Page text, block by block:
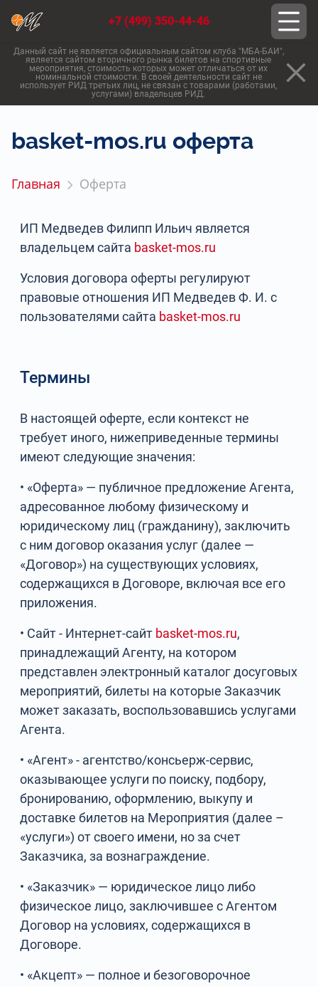
+7 (499) 350-44-46
Данный сайт не является официальным сайтом клуба "МБА-БАИ",
является сайтом вторичного рынка билетов на спортивные
мероприятия, стоимость которых может отличаться от их
номинальной стоимости. В своей деятельности сайт не
использует РИД третьих лиц, не связан с товарами (работами,
услугами) владельцев РИД.
basket-mos.ru оферта
Главная Оферта
ИП Медведев Филипп Ильич является
владельцем сайта basket-mos.ru
Условия договора оферты регулируют
правовые отношения ИП Медведев Ф. И. с
пользователями сайта basket-mos.ru
Термины
В настоящей оферте, если контекст не
требует иного, нижеприведенные термины
имеют следующие значения:
• «Оферта» — публичное предложение Агента,
адресованное любому физическому и
юридическому лиц (гражданину), заключить
с ним договор оказания услуг (далее —
«Договор») на существующих условиях,
содержащихся в Договоре, включая все его
приложения.
• Сайт - Интернет-сайт basket-mos.ru,
принадлежащий Агенту, на котором
представлен электронный каталог досуговых
мероприятий, билеты на которые Заказчик
может заказать, воспользовавшись услугами
Агента.
• «Агент» - агентство/консьерж-сервис,
оказывающее услуги по поиску, подбору,
бронированию, оформлению, выкупу и
доставке билетов на Мероприятия (далее –
«услуги») от своего имени, но за счет
Заказчика, за вознаграждение.
• «Заказчик» — юридическое лицо либо
физическое лицо, заключившее с Агентом
Договор на условиях, содержащихся в
Договоре.
• «Акцепт» — полное и безоговорочное